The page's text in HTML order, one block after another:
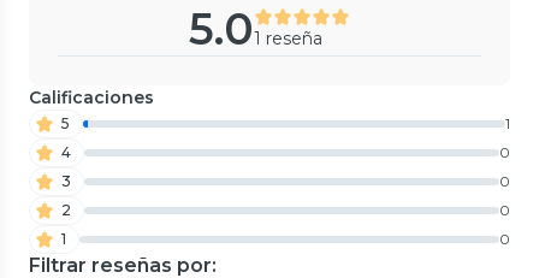
5.01 reseña
Calificaciones
5
1
4
0
3
0
2
0
1
0
Filtrar reseñas por: